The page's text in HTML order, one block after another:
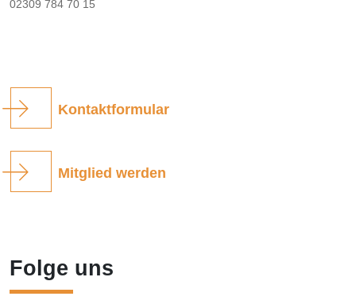
02309 784 70 15
Kontaktformular
Mitglied werden
Folge uns